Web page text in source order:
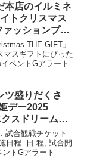
本店のイルミネ
トクリスマス
ッションプレ
THE GIFT」
マスギフトにぴった
ベントGアラート
ツ盛りだくさ
デー2025
スドリーム不
試合観戦チケット
日程. 日 程, 試合開
トGアラート